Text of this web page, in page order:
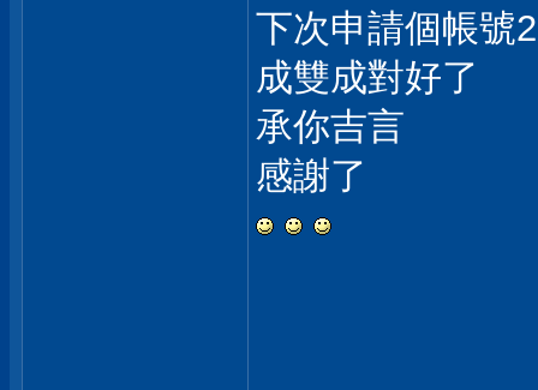
下次申請個帳號
成雙成對好了
承你吉言
感謝了